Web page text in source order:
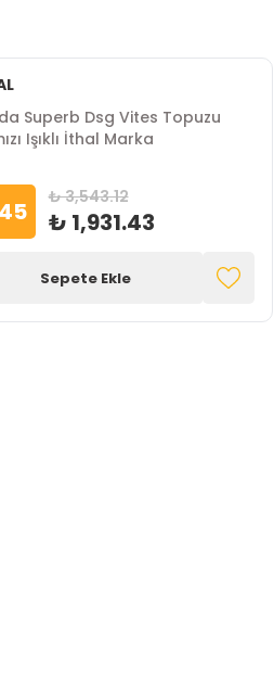
Superb Dsg Vites Topuzu
Işıklı İthal Marka
45 ₺ 3,543.12
₺ 1,931.43
Sepete Ekle